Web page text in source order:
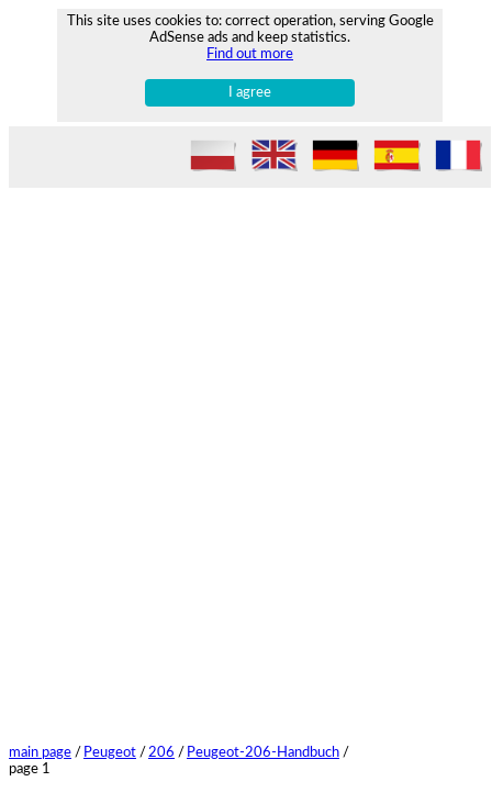
This site uses cookies to: correct operation, serving Google
AdSense ads and keep statistics.
Find out more
I agree
main page / Peugeot / 206 / Peugeot-206-Handbuch /
page 1